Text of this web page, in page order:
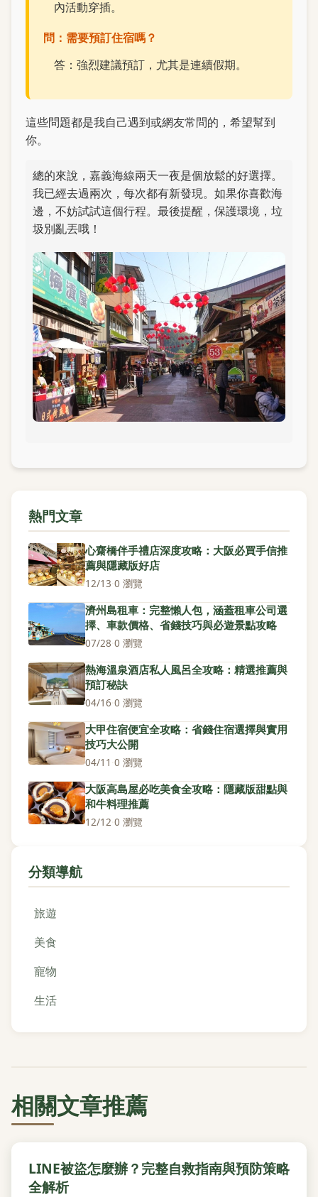
內活動穿插。
問：需要預訂住宿嗎？
答：強烈建議預訂，尤其是連續假期。
這些問題都是我自己遇到或網友常問的，希望幫到
你。
總的來說，嘉義海線兩天一夜是個放鬆的好選擇。
我已經去過兩次，每次都有新發現。如果你喜歡海
邊，不妨試試這個行程。最後提醒，保護環境，垃
圾別亂丟哦！
熱門文章
心齋橋伴手禮店深度攻略：大阪必買手信推
薦與隱藏版好店
12/13·0 瀏覽
濟州島租車：完整懶人包，涵蓋租車公司選
擇、車款價格、省錢技巧與必遊景點攻略
07/28·0 瀏覽
熱海溫泉酒店私人風呂全攻略：精選推薦與
預訂秘訣
04/16·0 瀏覽
大甲住宿便宜全攻略：省錢住宿選擇與實用
技巧大公開
04/11 ·0 瀏覽
大阪高島屋必吃美食全攻略：隱藏版甜點與
和牛料理推薦
12/12·0 瀏覽
分類導航
旅遊
美食
寵物
生活
相關文章推薦
LINE被盜怎麼辦？完整自救指南與預防策略
全解析